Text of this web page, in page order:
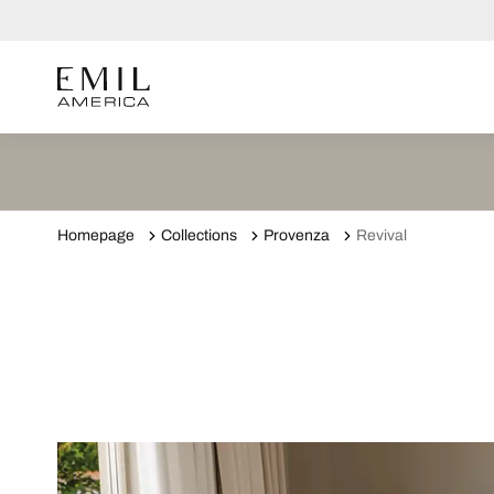
Homepage Collections Provenza Revival